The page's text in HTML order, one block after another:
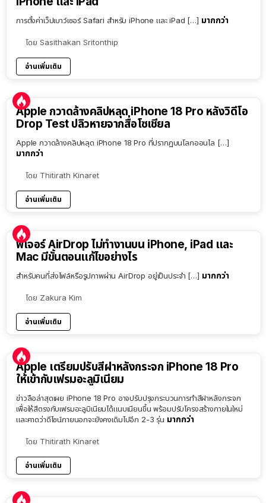
การตั้งค่าเว็ปเบาว์เซอร์ Safari สำหรับ iPhone และ iPad […] มากกว่า
โดย Sasithakan Sritonthip
อ่านเพิ่มเติม
Apple กวาดล้างคลิปหลุด iPhone 18 Pro หลังวิดีโอ
Drop Test ปลิวหายจากสื่อโซเชียล
Apple กวาดล้างคลิปหลุด iPhone 18 Pro ที่ปรากฏบนโลกออนไล […]
มากกว่า
โดย Thitirath Kinaret
อ่านเพิ่มเติม
ฟีเจอร์ AirDrop ไม่ทำงานบน iPhone, iPad และ
Mac มีขั้นตอนแก้ไขอย่างไร
สำหรับคนที่ส่งไฟล์หรือรูปภาพผ่าน AirDrop อยู่เป็นประจำ […] มากกว่า
โดย Zakura Kim
อ่านเพิ่มเติม
Apple เตรียมปรับสีฝาหลังกระจก iPhone 18 Pro
ให้เข้ากับเฟรมอะลูมิเนียม
ข่าวลือล่าสุดเผย iPhone 18 Pro อาจปรับปรุงกระบวนการทำสีฝาหลังกระจก
เพื่อให้สีตรงกับเฟรมอะลูมิเนียมได้แนบเนียนขึ้น พร้อมปรับโครงสร้างภายในใหม่
และคาดว่าดีไซน์ภายนอกจะยังคงเดิมไปอีก 2-3 รุ่น มากกว่า
โดย Thitirath Kinaret
อ่านเพิ่มเติม